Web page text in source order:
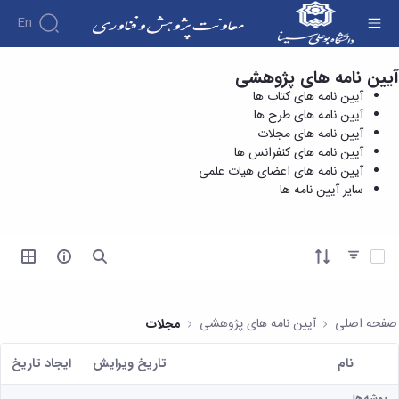
En
درباره
معاونت
درباره
معرفی
معاون
اهداف
و
قبلی
امور
پژوهشی
رئیس
کتابخانه
پژوهش
پژوهش
هفته
پژوهش
و
ها
های
تحقیقاتی
فناوری و
کارآفرینی
مدیریت
کارگروه‌ها
مدیریت‌ها
امور
پژوهشی
و
مرکز
اسناد
دفتر
کاربرگ
فرم
ها
آیین
های
آیین نامه های کنفرانس ها - معاونت پژوهش و
فناوری
آیین نامه های پژوهشی
آیین نامه های کتاب ها
آیین نامه های طرح ها
آیین نامه های مجلات
آیین نامه های کنفرانس ها
آیین نامه های اعضای هیات علمی
سایر آیین نامه ها
آیتم ها را انتخاب کنید
صفحه اصلی آیین نامه های پژوهشی مجلات
کاربر انتخاب شده
نام تاریخ ویرایش ايجاد تاريخ